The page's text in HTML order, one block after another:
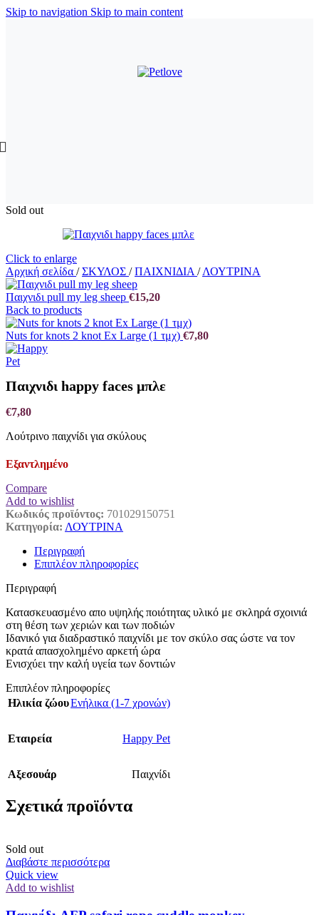
Skip to navigation Skip to main content
Sold out
Click to enlarge
Αρχική σελίδα / ΣΚΥΛΟΣ / ΠΑΙΧΝΙΔΙΑ / ΛΟΥΤΡΙΝΑ
Παιχνιδι pull my leg sheep €15,20
Back to products
Nuts for knots 2 knot Ex Large (1 τμχ) €7,80
Παιχνιδι happy faces μπλε
€7,80
Λούτρινο παιχνίδι για σκύλους
Εξαντλημένο
Compare
Add to wishlist
Κωδικός προϊόντος: 701029150751
Κατηγορία: ΛΟΥΤΡΙΝΑ
Περιγραφή
Επιπλέον πληροφορίες
Περιγραφή
Κατασκευασμένο απο υψηλής ποιότητας υλικό με σκληρά σχοινιά
στη θέση των χεριών και των ποδιών
Ιδανικό για διαδραστικό παιχνίδι με τον σκύλο σας ώστε να τον
κρατά απασχολημένο αρκετή ώρα
Ενισχύει την καλή υγεία των δοντιών
Επιπλέον πληροφορίες
Ηλικία ζώουΕνήλικα (1-7 χρονών)
Εταιρεία Happy Pet
Αξεσουάρ Παιχνίδι
Σχετικά προϊόντα
Sold out
Διαβάστε περισσότερα
Quick view
Add to wishlist